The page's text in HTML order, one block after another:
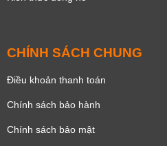
CHÍNH SÁCH CHUNG
Điều khoản thanh toán
Chính sách bảo hành
Chính sách bảo mật